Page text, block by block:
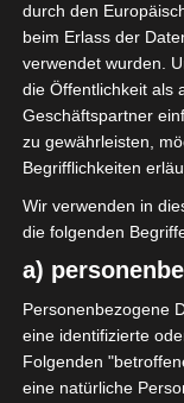
Tor
54'
durch den
beim Erlass der
verwendet wurden.
die Öffentlichkeit als
Geschäftspartner
zu gewährleisten,
Begrifflichkeiten
Wir verwenden in
die folgenden
a)
Personenbezogene
eine identifizierte
Folgenden
eine natürliche